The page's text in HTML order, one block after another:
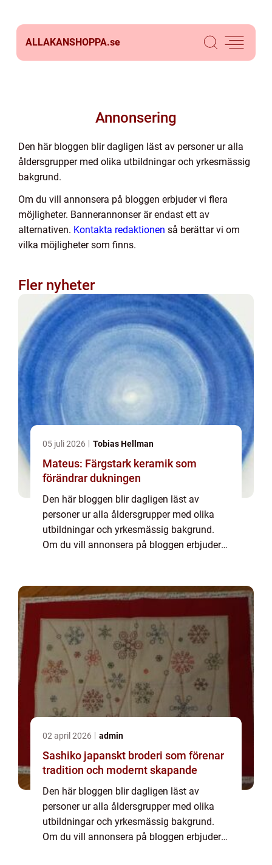
ALLAKANSHOPPA.se
Annonsering
Den här bloggen blir dagligen läst av personer ur alla
åldersgrupper med olika utbildningar och yrkesmässig
bakgrund.
Om du vill annonsera på bloggen erbjuder vi flera
möjligheter. Bannerannonser är endast ett av
alternativen. Kontakta redaktionen så berättar vi om
vilka möjligheter som finns.
Fler nyheter
05 juli 2026 Tobias Hellman
Mateus: Färgstark keramik som
förändrar dukningen
Den här bloggen blir dagligen läst av
personer ur alla åldersgrupper med olika
utbildningar och yrkesmässig bakgrund.
Om du vill annonsera på bloggen erbjuder
redaktionen så...
02 april 2026 admin
Sashiko japanskt broderi som förenar
tradition och modernt skapande
Den här bloggen blir dagligen läst av
personer ur alla åldersgrupper med olika
utbildningar och yrkesmässig bakgrund.
Om du vill annonsera på bloggen erbjuder